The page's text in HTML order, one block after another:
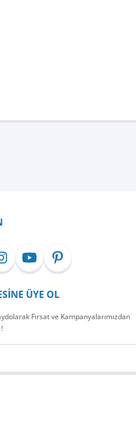
ÜYE OL
Fırsat ve Kampanyalarımızdan